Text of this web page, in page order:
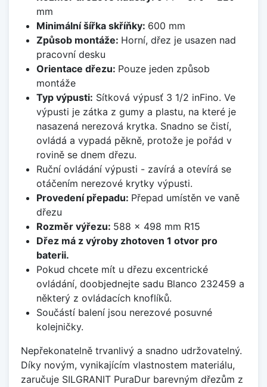
mm
Minimální šířka skříňky: 600 mm
Způsob montáže: Horní, dřez je usazen nad
pracovní desku
Orientace dřezu: Pouze jeden způsob
montáže
Typ výpusti: Sítková výpusť 3 1/2 inFino. Ve
výpusti je zátka z gumy a plastu, na které je
nasazená nerezová krytka. Snadno se čistí,
ovládá a vypadá pěkně, protože je pořád v
rovině se dnem dřezu.
Ruční ovládání výpusti - zavírá a otevírá se
otáčením nerezové krytky výpusti.
Provedení přepadu: Přepad umístěn ve vaně
dřezu
Rozměr výřezu: 588 x 498 mm R15
Dřez má z výroby zhotoven 1 otvor pro
baterii.
Pokud chcete mít u dřezu excentrické
ovládání, doobjednejte sadu Blanco 232459 a
některý z ovládacích knoflíků.
Součástí balení jsou nerezové posuvné
kolejničky.
Nepřekonatelně trvanlivý a snadno udržovatelný.
Díky novým, vynikajícím vlastnostem materiálu,
zaručuje SILGRANIT PuraDur barevným dřezům z